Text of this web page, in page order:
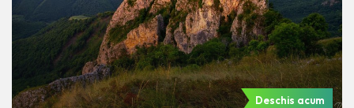
Deschis acum